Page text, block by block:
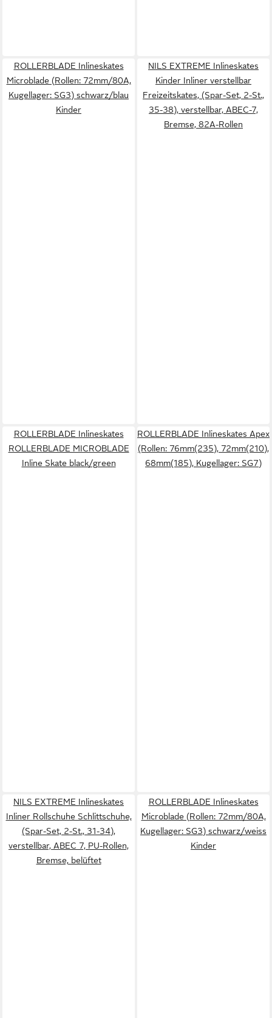
ROLLERBLADE Inlineskates
Microblade (Rollen: 72mm/80A,
Kugellager: SG3) schwarz/blau
Kinder
NILS EXTREME Inlineskates
Kinder Inliner verstellbar
Freizeitskates, (Spar-Set, 2-St.,
35-38), verstellbar, ABEC-7,
Bremse, 82A-Rollen
ROLLERBLADE Inlineskates
ROLLERBLADE MICROBLADE
Inline Skate black/green
ROLLERBLADE Inlineskates Apex
(Rollen: 76mm(235), 72mm(210),
68mm(185), Kugellager: SG7)
NILS EXTREME Inlineskates
Inliner Rollschuhe Schlittschuhe,
(Spar-Set, 2-St., 31-34),
verstellbar, ABEC 7, PU-Rollen,
Bremse, belüftet
ROLLERBLADE Inlineskates
Microblade (Rollen: 72mm/80A,
Kugellager: SG3) schwarz/weiss
Kinder